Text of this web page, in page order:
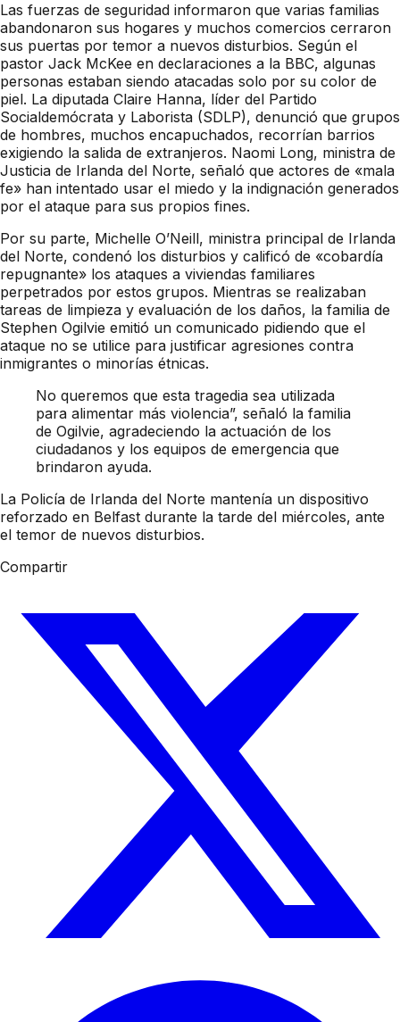
Las fuerzas de seguridad informaron que varias familias
abandonaron sus hogares y muchos comercios cerraron
sus puertas por temor a nuevos disturbios. Según el
pastor Jack McKee en declaraciones a la BBC, algunas
personas estaban siendo atacadas solo por su color de
piel. La diputada Claire Hanna, líder del Partido
Socialdemócrata y Laborista (SDLP), denunció que grupos
de hombres, muchos encapuchados, recorrían barrios
exigiendo la salida de extranjeros. Naomi Long, ministra de
Justicia de Irlanda del Norte, señaló que actores de «mala
fe» han intentado usar el miedo y la indignación generados
por el ataque para sus propios fines.
Por su parte, Michelle O’Neill, ministra principal de Irlanda
del Norte, condenó los disturbios y calificó de «cobardía
repugnante» los ataques a viviendas familiares
perpetrados por estos grupos. Mientras se realizaban
tareas de limpieza y evaluación de los daños, la familia de
Stephen Ogilvie emitió un comunicado pidiendo que el
ataque no se utilice para justificar agresiones contra
inmigrantes o minorías étnicas.
No queremos que esta tragedia sea utilizada
para alimentar más violencia”, señaló la familia
de Ogilvie, agradeciendo la actuación de los
ciudadanos y los equipos de emergencia que
brindaron ayuda.
La Policía de Irlanda del Norte mantenía un dispositivo
reforzado en Belfast durante la tarde del miércoles, ante
el temor de nuevos disturbios.
Compartir